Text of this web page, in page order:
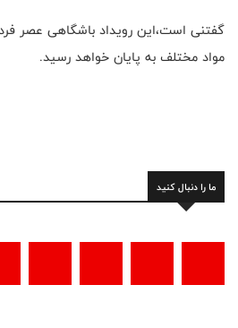
گفتنی است،این رویداد باشگاهی عصر
مواد مختلف به پایان خواهد رسید.
ما را دنبال کنید